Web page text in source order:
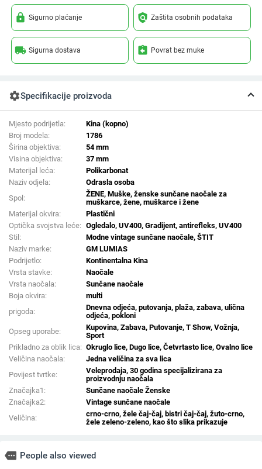
lock Sigurno plaćanje policy Zaštita osobnih podataka
local_shipping Sigurna dostava assignment_return Povrat bez muke
settingsSpecifikacije proizvoda
Mjesto podrijetla:
Kina (kopno)
Broj modela:
1786
Širina objektiva:
54 mm
Visina objektiva:
37 mm
Materijal leća:
Polikarbonat
Naziv odjela:
Odrasla osoba
Spol:
ŽENE, Muške, ženske sunčane naočale za
muškarce, žene, muškarce i žene
Materijal okvira:
Plastični
Optička svojstva leće: Ogledalo, UV400, Gradijent, antirefleks, UV400
Stil:
Modne vintage sunčane naočale, ŠTIT
Naziv marke:
GM LUMIAS
Podrijetlo:
Kontinentalna Kina
Vrsta stavke:
Naočale
Vrsta naočala:
Sunčane naočale
Boja okvira:
multi
prigoda:
Dnevna odjeća, putovanja, plaža, zabava, ulična
odjeća, pokloni
Opseg uporabe:
Kupovina, Zabava, Putovanje, T Show, Vožnja,
Sport
Prikladno za oblik lica: Okruglo lice, Dugo lice, Četvrtasto lice, Ovalno lice
Veličina naočala:
Jedna veličina za sva lica
Povijest tvrtke:
Veleprodaja, 30 godina specijalizirana za
proizvodnju naočala
Značajka1:
Sunčane naočale Ženske
Značajka2:
Vintage sunčane naočale
Veličina:
crno-crno, žele čaj-čaj, bistri čaj-čaj, žuto-crno,
žele zeleno-zeleno, kao što slika prikazuje
more People also viewed